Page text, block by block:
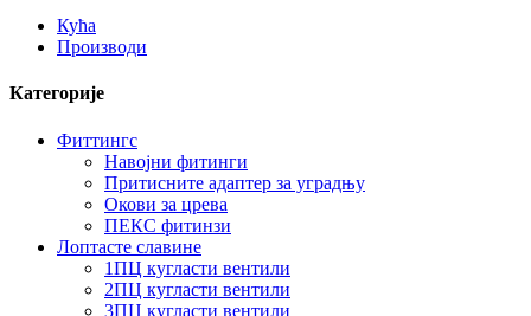
Кућа
Производи
Категорије
Фиттингс
Навојни фитинги
Притисните адаптер за уградњу
Окови за црева
ПЕКС фитинзи
Лоптасте славине
1ПЦ кугласти вентили
2ПЦ кугласти вентили
3ПЦ кугласти вентили